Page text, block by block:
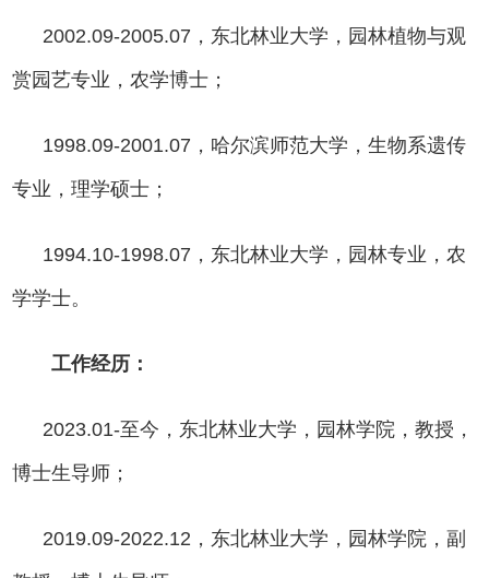
2002.09-2005.07，东北林业大学，园林植物与观
赏园艺专业，农学博士；
1998.09-2001.07，哈尔滨师范大学，生物系遗传
专业，理学硕士；
1994.10-1998.07，东北林业大学，园林专业，农
学学士。
工作经历：
2023.01-至今，东北林业大学，园林学院，教授，
博士生导师；
2019.09-2022.12，东北林业大学，园林学院，副